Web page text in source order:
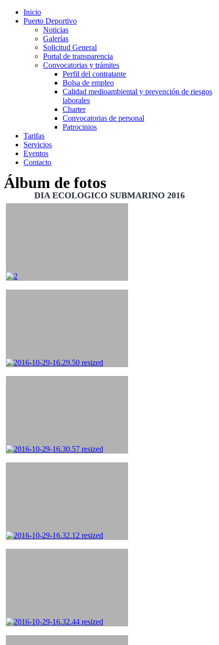
Inicio
Puerto Deportivo
Noticias
Galerías
Solicitud General
Portal de transparencia
Convocatorias y trámites
Perfil del contratante
Bolsa de empleo
Calidad medioambiental y prevención de riesgos
laborales
Charter
Convocatorias de personal
Patrocinios
Tarifas
Servicios
Eventos
Contacto
Álbum de fotos
DIA ECOLOGICO SUBMARINO 2016